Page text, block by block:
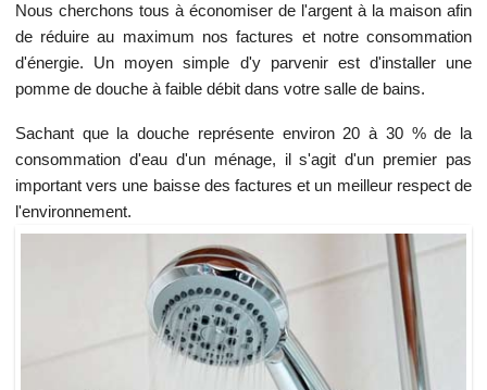
Nous cherchons tous à économiser de l'argent à la maison afin
de réduire au maximum nos factures et notre consommation
d'énergie. Un moyen simple d'y parvenir est d'installer une
pomme de douche à faible débit dans votre salle de bains.
Sachant que la douche représente environ 20 à 30 % de la
consommation d'eau d'un ménage, il s'agit d'un premier pas
important vers une baisse des factures et un meilleur respect de
l'environnement.